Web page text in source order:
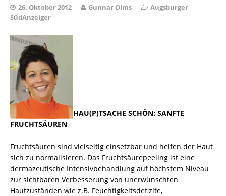
26. Oktober 2012 Gunnar Olms
Augsburger
SüdAnzeiger
HAU(P)TSACHE SCHÖN: SANFTE
FRUCHTSÄUREN
Fruchtsäuren sind vielseitig einsetzbar und helfen der Haut
sich zu normalisieren. Das Fruchtsäurepeeling ist eine
dermazeutische Intensivbehandlung auf höchstem Niveau
zur sichtbaren Verbesserung von unerwünschten
Hautzuständen wie z.B. Feuchtigkeitsdefizite,